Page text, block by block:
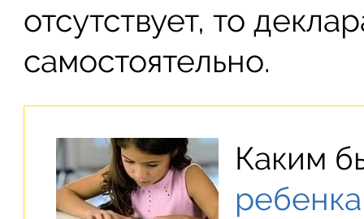
отсутствует, то
самостоятельно.
Каким
ребенка